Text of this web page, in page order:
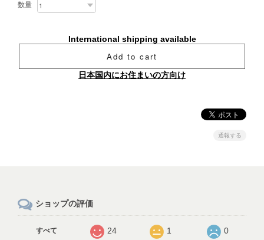
数量
International shipping available
Add to cart
日本国内にお住まいの方向け
通報する
ショップの評価
すべて 24 1 0